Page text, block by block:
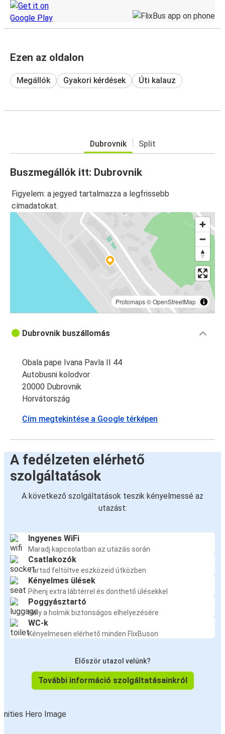
Ezen az oldalon
Megállók Gyakori kérdések Úti kalauz
Dubrovnik Split
Buszmegállók itt: Dubrovnik
Figyelem: a jegyed tartalmazza a legfrissebb
címadatokat.
Protomaps©OpenStreetMap
Dubrovnik buszállomás
Obala pape Ivana Pavla II 44
Autobusni kolodvor
20000 Dubrovnik
Horvátország
Cím megtekintése a Google térképen
A fedélzeten elérhető
szolgáltatások
A következő szolgáltatások teszik kényelmessé az
utazást:
Ingyenes WiFi
Maradj kapcsolatban az utazás során
Csatlakozók
Tartsd feltöltve eszközeid útközben
Kényelmes ülések
Pihenj extra lábtérrel és dönthető ülésekkel
Poggyásztartó
Hely a holmik biztonságos elhelyezésére
WC-k
Kényelmesen elérhető minden FlixBuson
Először utazol velünk?
További információ szolgáltatásainkról